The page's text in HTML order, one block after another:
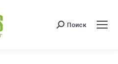
Поиск:
Поиск